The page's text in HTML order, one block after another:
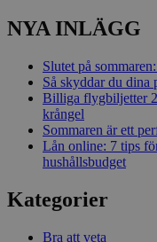
NYA INLÄGG
Slutet på
Så skyddar du dina
Billiga flygbiljetter
krångel
Sommaren är ett
Lån online: 7 tips
hushållsbudget
Kategorier
Bra att veta